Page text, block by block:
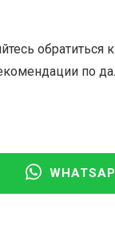
обратиться
по